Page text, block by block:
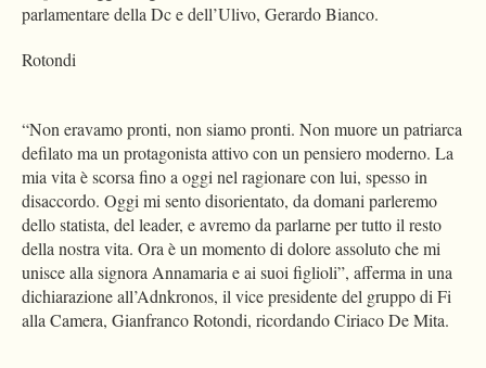
parlamentare della Dc e dell’Ulivo, Gerardo Bianco.
Rotondi
“Non eravamo pronti, non siamo pronti. Non muore un patriarca
defilato ma un protagonista attivo con un pensiero moderno. La
mia vita è scorsa fino a oggi nel ragionare con lui, spesso in
disaccordo. Oggi mi sento disorientato, da domani parleremo
dello statista, del leader, e avremo da parlarne per tutto il resto
della nostra vita. Ora è un momento di dolore assoluto che mi
unisce alla signora Annamaria e ai suoi figlioli”, afferma in una
dichiarazione all’Adnkronos, il vice presidente del gruppo di Fi
alla Camera, Gianfranco Rotondi, ricordando Ciriaco De Mita.